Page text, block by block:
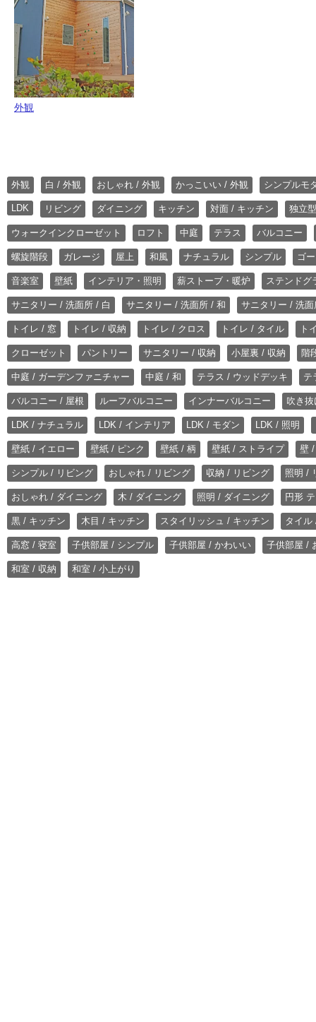
外観
外観 白 / 外観 おしゃれ / 外観 かっこいい / 外観 シンプルモ
LDK リビング ダイニング キッチン 対面 / キッチン 独立
ウォークインクローゼット ロフト 中庭 テラス バルコニー
螺旋階段 ガレージ 屋上 和風 ナチュラル シンプル ゴ
音楽室 壁紙 インテリア・照明 薪ストーブ・暖炉 ステンドグ
サニタリー / 洗面所 / 白 サニタリー / 洗面所 / 和 サニタリー / 洗
トイレ / 窓 トイレ / 収納 トイレ / クロス トイレ / タイル ト
クローゼット パントリー サニタリー / 収納 小屋裏 / 収納 階
中庭 / ガーデンファニチャー 中庭 / 和 テラス / ウッドデッキ テ
バルコニー / 屋根 ルーフバルコニー インナーバルコニー 吹き
LDK / ナチュラル LDK / インテリア LDK / モダン LDK / 照明
壁紙 / イエロー 壁紙 / ピンク 壁紙 / 柄 壁紙 / ストライプ 壁
シンプル / リビング おしゃれ / リビング 収納 / リビング 照明 /
おしゃれ / ダイニング 木 / ダイニング 照明 / ダイニング 円形
黒 / キッチン 木目 / キッチン スタイリッシュ / キッチン タイル
高窓 / 寝室 子供部屋 / シンプル 子供部屋 / かわいい 子供部屋 /
和室 / 収納 和室 / 小上がり